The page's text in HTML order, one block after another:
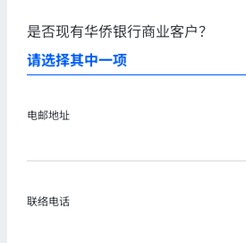
是否现有华侨银行商业客户？
电邮地址
联络电话